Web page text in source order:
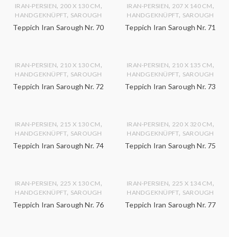
IRAN-PERSIEN, 200 X 130 CM,
HANDGEKNÜPFT, SAROUGH
Teppich Iran Sarough Nr. 70
IRAN-PERSIEN, 207 X 140 CM,
HANDGEKNÜPFT, SAROUGH
Teppich Iran Sarough Nr. 71
IRAN-PERSIEN, 210 X 130 CM,
HANDGEKNÜPFT, SAROUGH
Teppich Iran Sarough Nr. 72
IRAN-PERSIEN, 210 X 135 CM,
HANDGEKNÜPFT, SAROUGH
Teppich Iran Sarough Nr. 73
IRAN-PERSIEN, 215 X 130 CM,
HANDGEKNÜPFT, SAROUGH
Teppich Iran Sarough Nr. 74
IRAN-PERSIEN, 220 X 320 CM,
HANDGEKNÜPFT, SAROUGH
Teppich Iran Sarough Nr. 75
IRAN-PERSIEN, 225 X 130 CM,
HANDGEKNÜPFT, SAROUGH
Teppich Iran Sarough Nr. 76
IRAN-PERSIEN, 225 X 134 CM,
HANDGEKNÜPFT, SAROUGH
Teppich Iran Sarough Nr. 77